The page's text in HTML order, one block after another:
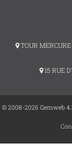
TOUR
15 RUE
© 2008-2026 Gemweb